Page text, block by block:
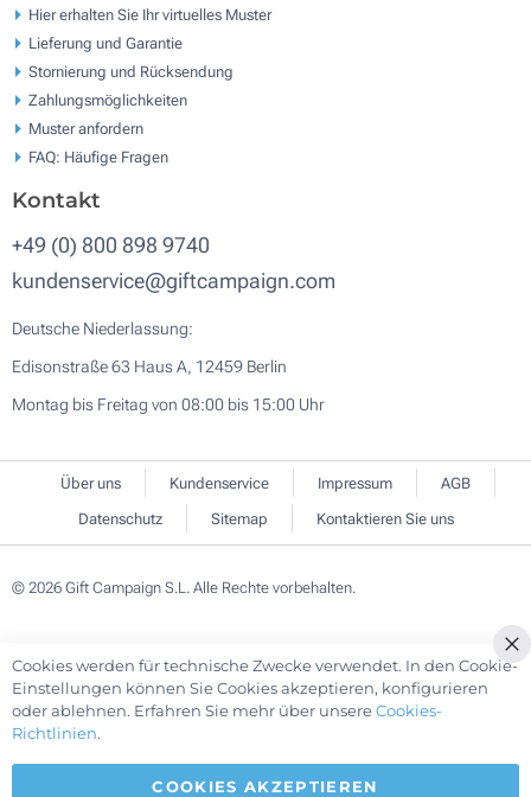
Hier erhalten Sie Ihr virtuelles Muster
Lieferung und Garantie
Stornierung und Rücksendung
Zahlungsmöglichkeiten
Muster anfordern
FAQ: Häufige Fragen
Kontakt
+49 (0) 800 898 9740
kundenservice@giftcampaign.com
Deutsche Niederlassung:
Edisonstraße 63 Haus A, 12459 Berlin
Montag bis Freitag von 08:00 bis 15:00 Uhr
Über uns Kundenservice Impressum
AGB
Datenschutz
Sitemap Kontaktieren Sie uns
© 2026 Gift Campaign S.L. Alle Rechte vorbehalten.
Cookies werden für technische Zwecke verwendet. In den Cookie-
Einstellungen können Sie Cookies akzeptieren, konfigurieren
oder ablehnen. Erfahren Sie mehr über unsereCookies-
Richtlinien.
COOKIES AKZEPTIEREN